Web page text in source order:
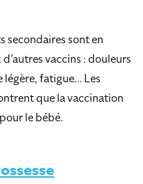
secondaires sont en
vaccins : douleurs
légère, fatigue… Les
que la vaccination
le bébé.